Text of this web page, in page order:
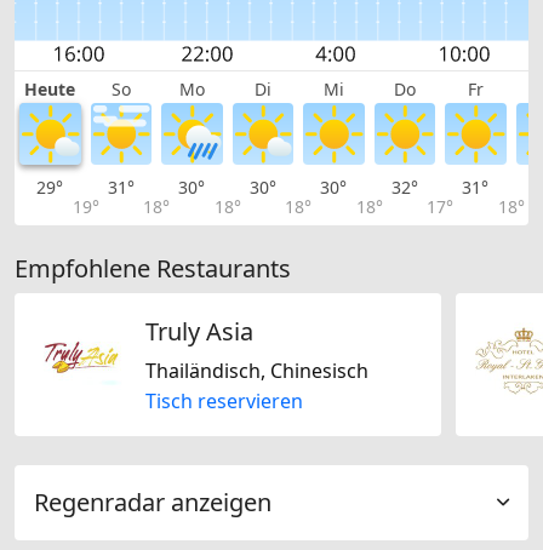
Heute So Mo Di Mi Do Fr
29°
19°
31°
18°
30°
18°
30°
18°
30°
18°
32°
17°
31°
18°
Empfohlene Restaurants
Truly Asia
Thailändisch, Chinesisch
Tisch reservieren
Regenradar anzeigen